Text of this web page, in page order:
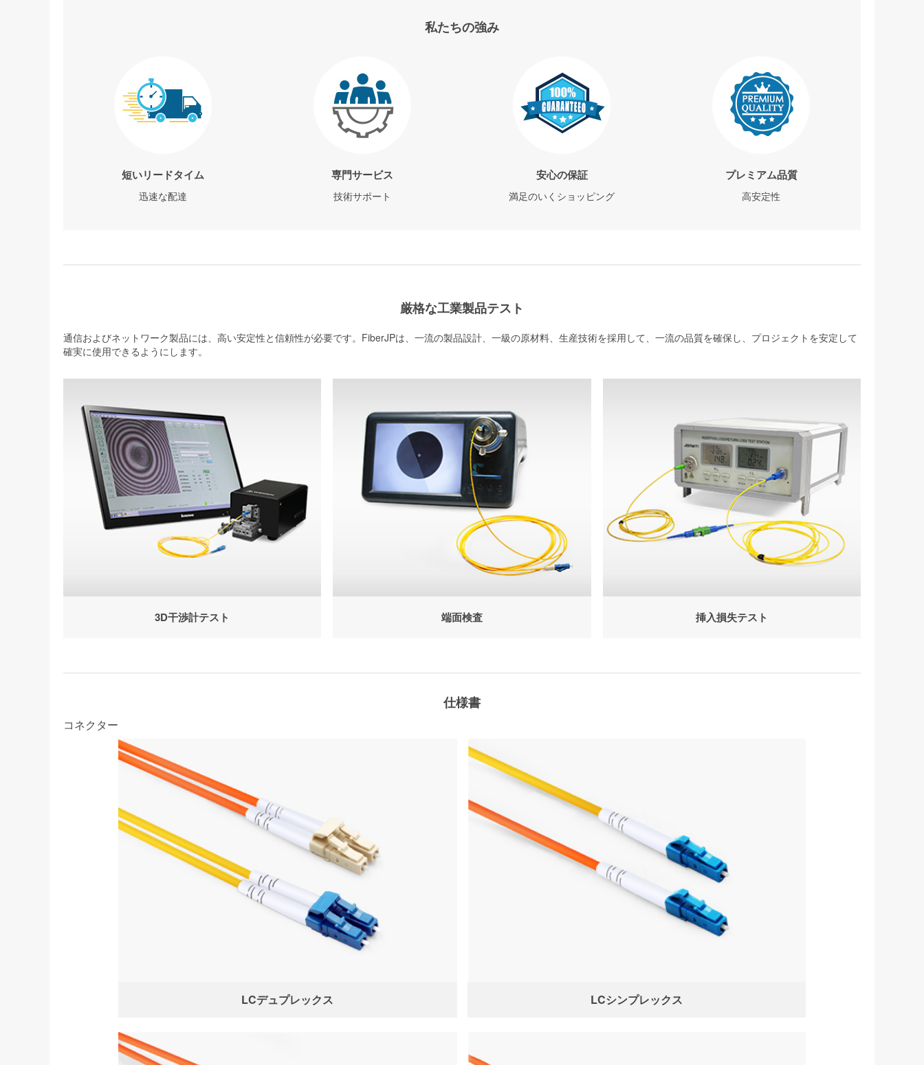
私たちの強み
短いリードタイム
迅速な配達
専門サービス
技術サポート
安心の保証
満足のいくショッピング
プレミアム品質
高安定性
厳格な工業製品テスト
通信およびネットワーク製品には、高い安定性と信頼性が必要です。FiberJPは、一流の製品設計、一級の原材料、生産技術を採用して、一流の品質を確保し、プロジェクトを安定して
確実に使用できるようにします。
3D干渉計テスト 端面検査 挿入損失テスト
仕様書
コネクター
LCデュプレックス LCシンプレックス